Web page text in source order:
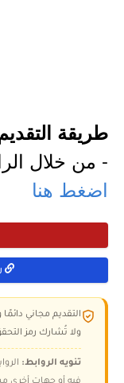
طريقة
- من خلال
اضغط هنا
التقديم مجاني
ولا تُشارك رمز
تنويه الروابط: